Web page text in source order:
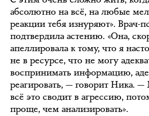
абсолютно на всё, на любые
реакции тебя изнуряют». Врач-
подтвердила астению. «Она,
апеллировала к тому, что я
не в ресурсе, что не могу
воспринимать информацию,
реагировать, — говорит Ника.
всё это сводит в агрессию,
проще, чем анализировать».